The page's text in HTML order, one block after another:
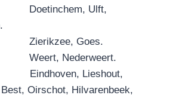
: Doetinchem, Ulft,
: Zierikzee, Goes.
: Weert, Nederweert.
: Eindhoven, Lieshout,
Oirschot, Hilvarenbeek,